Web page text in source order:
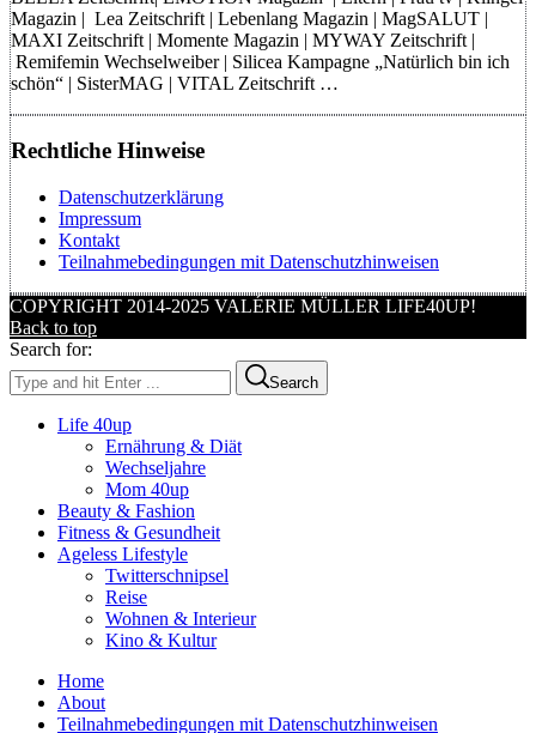
Magazin | Lea Zeitschrift | Lebenlang Magazin | MagSALUT |
MAXI Zeitschrift | Momente Magazin | MYWAY Zeitschrift |
Remifemin Wechselweiber | Silicea Kampagne „Natürlich bin ich
schön“ | SisterMAG | VITAL Zeitschrift …
Rechtliche Hinweise
Datenschutzerklärung
Impressum
Kontakt
Teilnahmebedingungen mit Datenschutzhinweisen
COPYRIGHT 2014-2025 VALÉRIE MÜLLER LIFE40UP!
Back to top
Search for:
Search
Life 40up
Ernährung & Diät
Wechseljahre
Mom 40up
Beauty & Fashion
Fitness & Gesundheit
Ageless Lifestyle
Twitterschnipsel
Reise
Wohnen & Interieur
Kino & Kultur
Home
About
Teilnahmebedingungen mit Datenschutzhinweisen